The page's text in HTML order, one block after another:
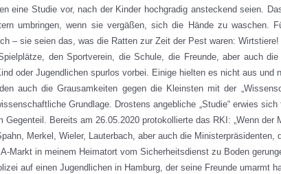
eine Studie vor, nach der Kinder hochgradig ansteckend seien.
umbringen, wenn sie vergäßen, sich die Hände zu
– sie seien das, was die Ratten zur Zeit der Pest waren: Wirtstiere!
den Sportverein, die Schule, die Freunde, aber auch
oder Jugendlichen spurlos vorbei. Einige hielten es nicht aus
auch die Grausamkeiten gegen die Kleinsten mit der
Grundlage. Drostens angebliche „Studie“ erwies
Bereits am 26.05.2020 protokollierte das RKI: „Wenn
Merkel, Wieler, Lauterbach, aber auch die
Markt in meinem Heimatort vom Sicherheitsdienst zu Boden
auf einen Jugendlichen in Hamburg, der seine Freunde umarmt